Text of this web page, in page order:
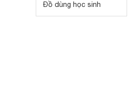
Đồ dùng học sinh